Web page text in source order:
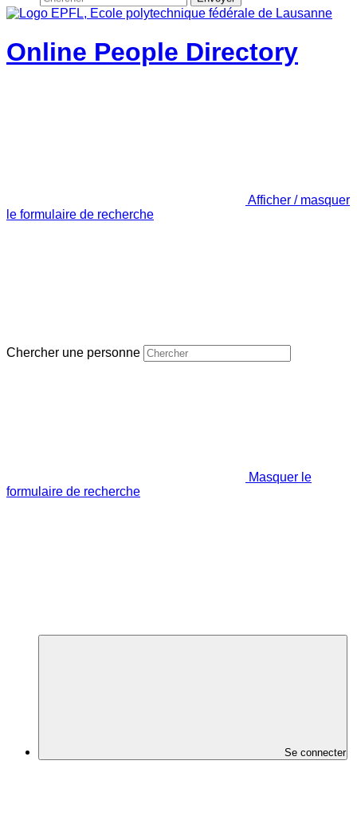
Online People Directory
Afficher / masquer
le formulaire de recherche
Chercher une personne
Masquer le
formulaire de recherche
Se connecter